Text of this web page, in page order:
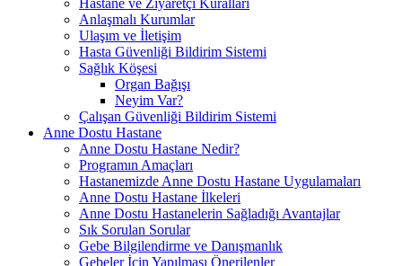
Anlaşmalı Kurumlar
Ulaşım ve İletişim
Hasta Güvenliği Bildirim Sistemi
Sağlık Köşesi
Organ Bağışı
Neyim Var?
Çalışan Güvenliği Bildirim Sistemi
Anne Dostu Hastane
Anne Dostu Hastane Nedir?
Programın Amaçları
Hastanemizde Anne Dostu Hastane Uygulamaları
Anne Dostu Hastane İlkeleri
Anne Dostu Hastanelerin Sağladığı Avantajlar
Sık Sorulan Sorular
Gebe Bilgilendirme ve Danışmanlık
Gebeler İçin Yapılması Önerilenler